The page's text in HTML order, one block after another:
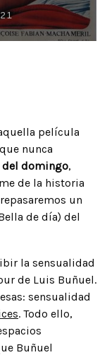
película
nunca
del domingo,
de la historia
un
de día) del
la sensualidad
de Luis Buñuel.
sensualidad
. Todo ello,
Buñuel